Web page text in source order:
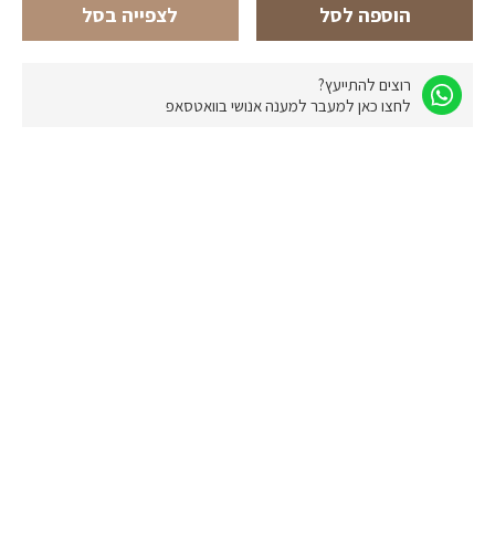
הוספה לסל לצפייה בסל
רוצים להתייעץ?
לחצו כאן למעבר למענה אנושי בוואטסאפ